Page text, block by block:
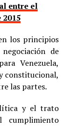
entre el
los principios
de
Venezuela,
constitucional,
las partes.
y el trato